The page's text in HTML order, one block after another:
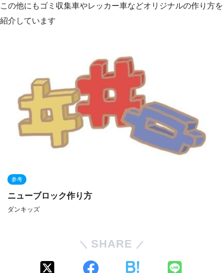
この他にもゴミ収集車やレッカー車などオリジナルの作り方を
紹介しています
参考
ニューブロック作り方
ダンキッズ
SHARE